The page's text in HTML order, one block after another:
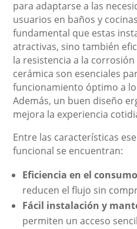
para adaptarse a las
usuarios en baños y
fundamental que estas
atractivas, sino también
la resistencia a la
cerámica son esenciales
funcionamiento óptimo a
Además, un buen diseño
mejora la experiencia
Entre las características
funcional se encuentran:
Eficiencia en el
reducen el flujo sin
Fácil instalación y
permiten un acceso